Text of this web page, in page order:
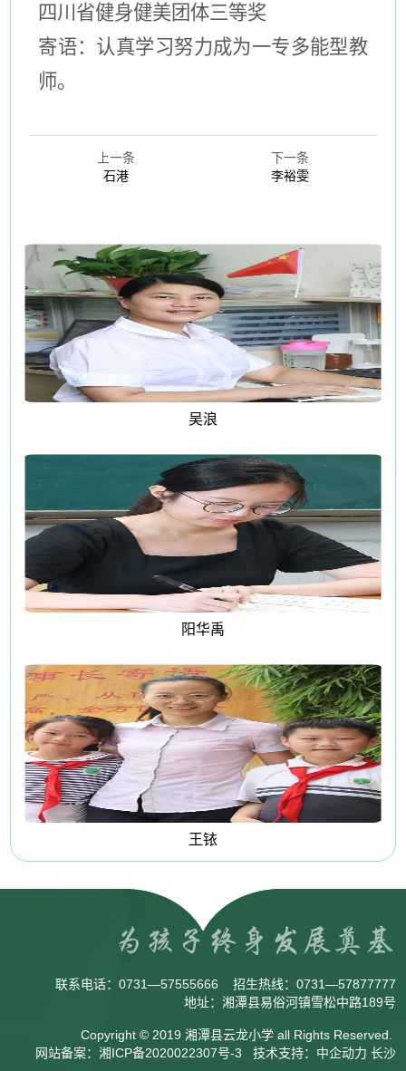
四川省健身健美团体三等奖
寄语：认真学习努力成为一专多能型教
师。
上一条
石港
下一条
李裕雯
吴浪
阳华禹
王铱
联系电话： 0731—57555666 招生热线： 0731—57877777
地址：湘潭县易俗河镇雪松中路189号
Copyright © 2019 湘潭县云龙小学 all Rights Reserved.
网站备案： 湘ICP备2020022307号-3 技术支持： 中企动力 长沙